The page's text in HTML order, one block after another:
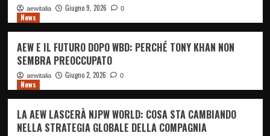
aewitalia Giugno 9, 2026 0
News
AEW E IL FUTURO DOPO WBD: PERCHÉ TONY KHAN NON
SEMBRA PREOCCUPATO
aewitalia Giugno 2, 2026 0
News
LA AEW LASCERÀ NJPW WORLD: COSA STA CAMBIANDO
NELLA STRATEGIA GLOBALE DELLA COMPAGNIA